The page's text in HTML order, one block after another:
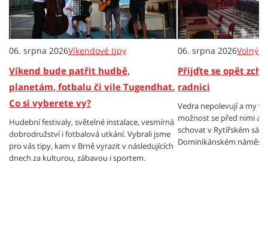
06. srpna 2026Víkendové tipy
Víkend bude patřit hudbě,
planetám, fotbalu či vile Tugendhat.
Co si vyberete vy?
Hudební festivaly, světelné instalace, vesmírná
dobrodružství i fotbalová utkání. Vybrali jsme
pro vás tipy, kam v Brně vyrazit v následujících
dnech za kulturou, zábavou i sportem.
06. srpna 2026Volný
Přijďte se opět
radnici
Vedra nepolevují a my
možnost se před nimi
schovat v Rytířském
Dominikánském náměstí.